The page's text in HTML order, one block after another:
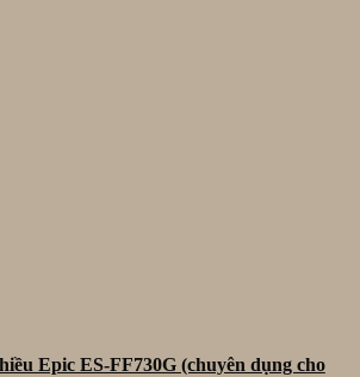
Epic ES-FF730G (chuyên dụng cho